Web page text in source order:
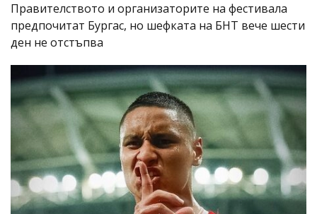
Правителството и организаторите на фестивала
предпочитат Бургас, но шефката на БНТ вече шести
ден не отстъпва